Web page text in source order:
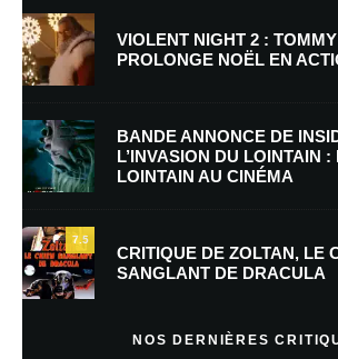
E-mail *
Enregistrer mon nom, mon e-mail et mon site
mon prochain commentaire.
plus sur la façon dont les données de vos
VIOLENT NIGHT 2 :
PROLONGE NOËL EN
BANDE ANNONCE DE
L’INVASION DU LOINTAIN
LOINTAIN AU CINÉMA
7.5
CRITIQUE DE ZOLTAN, LE
SANGLANT DE DRACULA
NOS DERNIÈRES